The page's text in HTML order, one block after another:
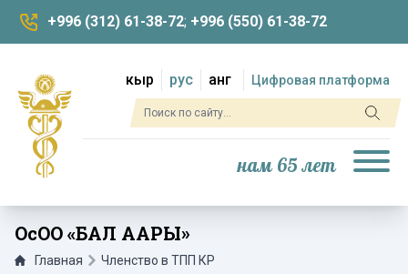
+996 (312) 61-38-72; +996 (550) 61-38-72
кыр рус анг Цифровая платформа
нам 65 лет
ОсОО «БАЛ ААРЫ»
Главная
Членство в ТПП КР